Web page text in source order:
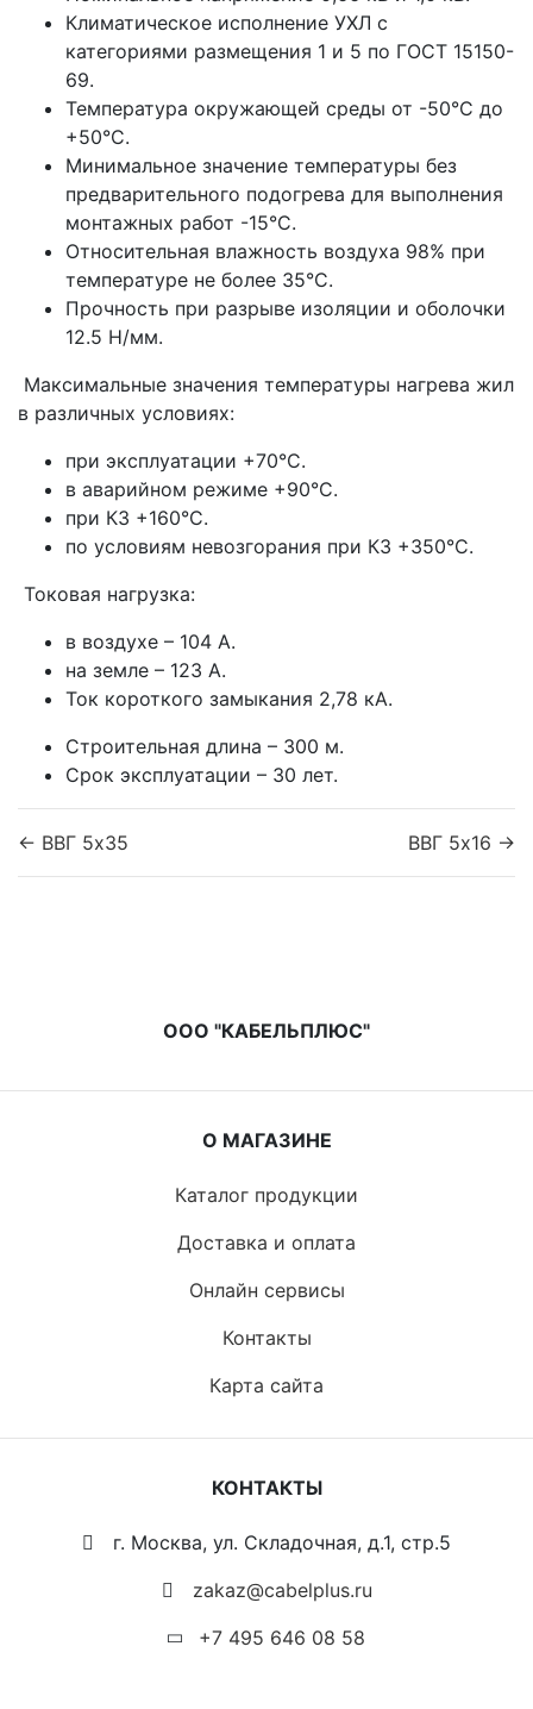
Климатическое исполнение УХЛ с
категориями размещения 1 и 5 по ГОСТ 15150-
69.
Температура окружающей среды от -50°С до
+50°С.
Минимальное значение температуры без
предварительного подогрева для выполнения
монтажных работ -15°С.
Относительная влажность воздуха 98% при
температуре не более 35°С.
Прочность при разрыве изоляции и оболочки
12.5 Н/мм.
Максимальные значения температуры нагрева жил
в различных условиях:
при эксплуатации +70°С.
в аварийном режиме +90°С.
при КЗ +160°С.
по условиям невозгорания при КЗ +350°С.
Токовая нагрузка:
в воздухе – 104 А.
на земле – 123 А.
Ток короткого замыкания 2,78 кА.
Строительная длина – 300 м.
Срок эксплуатации – 30 лет.
← ВВГ 5x35 ВВГ 5x16 →
ООО "КАБЕЛЬПЛЮС"
О МАГАЗИНЕ
Каталог продукции
Доставка и оплата
Онлайн сервисы
Контакты
Карта сайта
КОНТАКТЫ
г. Москва, ул. Складочная, д.1, стр.5
zakaz@cabelplus.ru
+7 495 646 08 58